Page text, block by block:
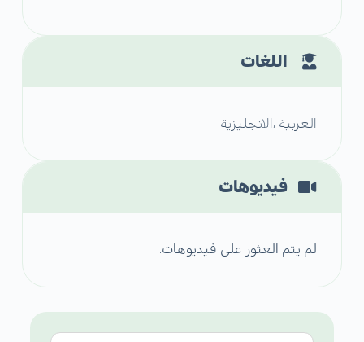
اللغات
العربية ،الانجليزية
فيديوهات
لم يتم العثور على فيديوهات.